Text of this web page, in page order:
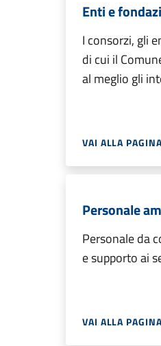
Enti e
I consorzi, gli
di cui il
al meglio gli
VAI ALLA PAGINA
Personale
Personale da
e supporto ai
VAI ALLA PAGINA